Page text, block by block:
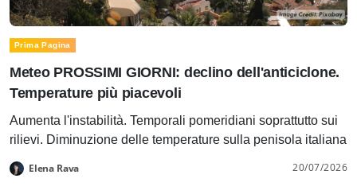
Prima Pagina
Meteo PROSSIMI GIORNI: declino dell'anticiclone.
Temperature più piacevoli
Aumenta l'instabilità. Temporali pomeridiani soprattutto sui
rilievi. Diminuzione delle temperature sulla penisola italiana
Elena Rava 20/07/2026